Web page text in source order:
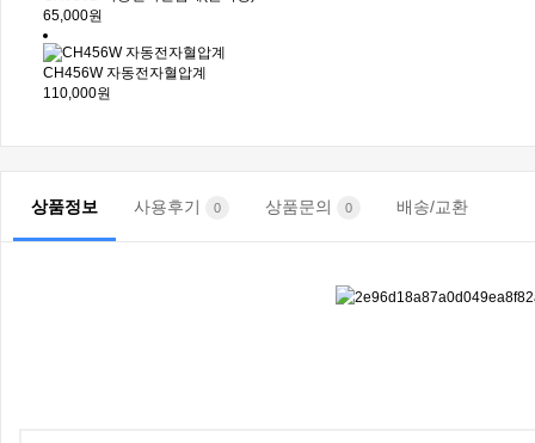
65,000원
CH456W 자동전자혈압계
110,000원
상품정보 사용후기 0 상품문의 0 배송/교환